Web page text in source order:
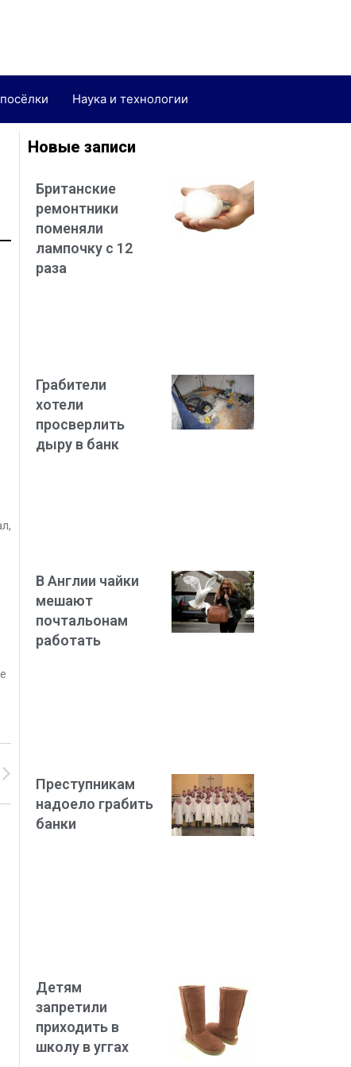
Наука и технологии
Новые записи
Британские
ремонтники
поменяли
лампочку с 12
раза
Грабители
хотели
просверлить
дыру в банк
В Англии чайки
мешают
почтальонам
работать
Преступникам
надоело грабить
банки
Детям
запретили
приходить в
школу в уггах